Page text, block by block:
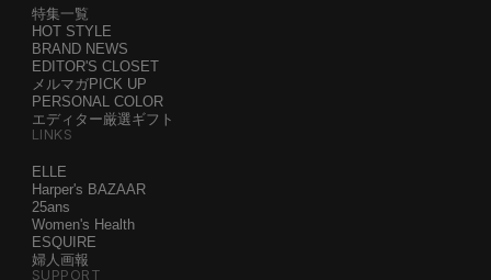
特集一覧
HOT STYLE
BRAND NEWS
EDITOR'S CLOSET
メルマガPICK UP
PERSONAL COLOR
エディター厳選ギフト
LINKS
ELLE
Harper's BAZAAR
25ans
Women's Health
ESQUIRE
婦人画報
SUPPORT